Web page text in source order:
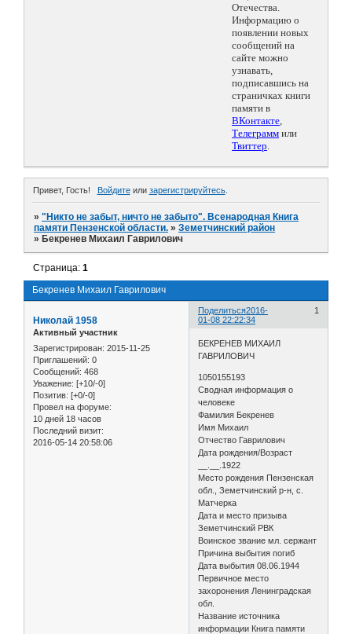
Отечества.
Информацию о
появлении новых
сообщений на
сайте можно
узнавать,
подписавшись на
страничках книги
памяти в
ВКонтакте,
Телеграмм или
Твиттер.
Привет, Гость! Войдитеили зарегистрируйтесь.
»"Никто не забыт, ничто не забыто". Всенародная Книга
памяти Пензенской области. »Земетчинский район
» Бекренев Михаил Гаврилович
Бекренев Михаил Гаврилович
Страница:1
Поделиться 1
2016-
01-08 22:22:34
Николай 1958
Активный участник
Зарегистрирован: 2015-11-25
Приглашений: 0
Сообщений: 468
Уважение: [+10/-0]
Позитив: [+0/-0]
Провел на форуме:
10 дней 18 часов
Последний визит:
2016-05-14 20:58:06
БЕКРЕНЕВ МИХАИЛ
ГАВРИЛОВИЧ
1050155193
Сводная информация о
человеке
Фамилия Бекренев
Имя Михаил
Отчество Гаврилович
Дата рождения/Возраст
__.__.1922
Место рождения Пензенская
обл., Земетчинский р-н, с.
Матчерка
Дата и место призыва
Земетчинский РВК
Воинское звание мл. сержант
Причина выбытия погиб
Дата выбытия 08.06.1944
Первичное место
захоронения Ленинградская
обл.
Название источника
информации Книга памяти